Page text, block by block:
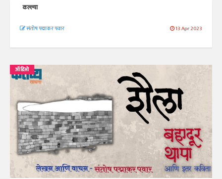
कल्ल्या
संतोष पद्माकर पवार 13 Apr 2023
ऑडिओ